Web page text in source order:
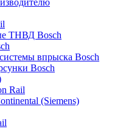
ТНВД Bosch
впрыска Bosch
Bosch
Rail
(Siemens)